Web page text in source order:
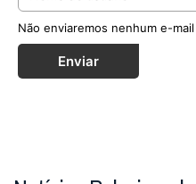
Não enviaremos nenhum e-
Enviar